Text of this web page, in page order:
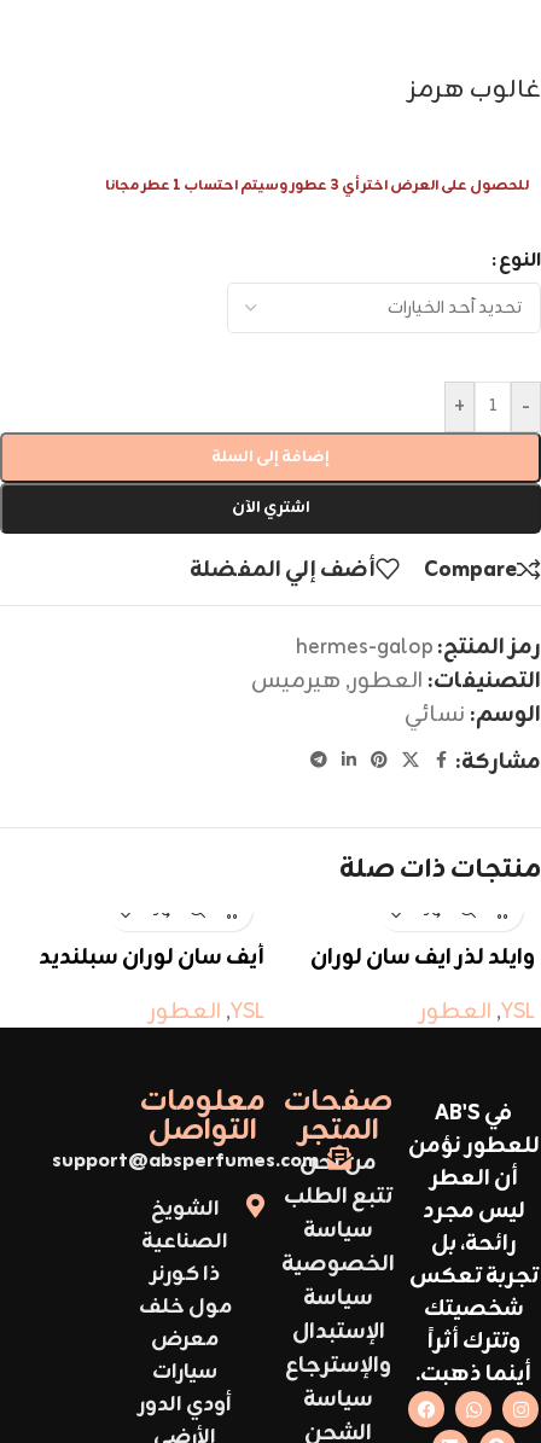
غالوب هرمز
للحصول على العرض اختر أي 3 عطور وسيتم احتساب 1 عطر مجانا
النوع
-
+
إضافة إلى السلة
اشتري الآن
Compare أضف إلي المفضلة
رمز المنتج:hermes-galop
التصنيفات: العطور, هيرميس
الوسم: نسائي
مشاركة:
منتجات ذات صلة
وايلد لذر ايف سان لوران
YSL
, العطور
أيف سان لوران سبلنديد
YSL
, العطور
في AB'S
للعطور نؤمن
أن العطر
ليس مجرد
رائحة، بل
تجربة تعكس
شخصيتك
وتترك أثراً
أينما ذهبت.
صفحات
المتجر
من نحن
تتبع الطلب
سياسة
الخصوصية
سياسة
الإستبدال
والإسترجاع
سياسة
الشحن
معلومات
التواصل
support@absperfumes.com
الشويخ
الصناعية
ذا كورنر
مول خلف
معرض
سيارات
أودي الدور